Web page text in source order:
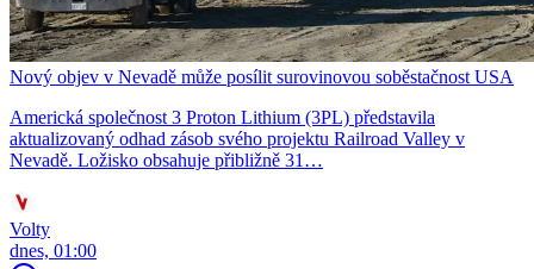
Nový objev v Nevadě může posílit surovinovou soběstačnost USA
Americká společnost 3 Proton Lithium (3PL) představila
aktualizovaný odhad zásob svého projektu Railroad Valley v
Nevadě. Ložisko obsahuje přibližně 31…
Volty
dnes, 01:00